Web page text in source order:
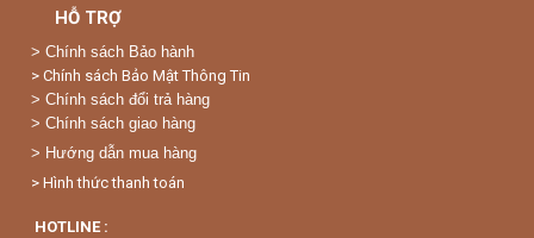
HỖ TRỢ
> Chính sách Bảo hành
> Chính sách Bảo Mật Thông Tin
> Chính sách đổi trả hàng
> Chính sách giao hàng
> Hướng dẫn mua hàng
> Hình thức thanh toán
HOTLINE :